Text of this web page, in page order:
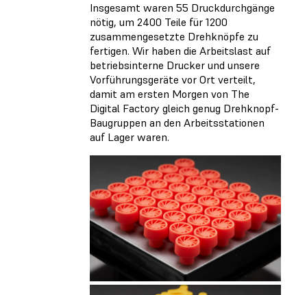
Insgesamt waren 55 Druckdurchgänge
nötig, um 2400 Teile für 1200
zusammengesetzte Drehknöpfe zu
fertigen. Wir haben die Arbeitslast auf
betriebsinterne Drucker und unsere
Vorführungsgeräte vor Ort verteilt,
damit am ersten Morgen von The
Digital Factory gleich genug Drehknopf-
Baugruppen an den Arbeitsstationen
auf Lager waren.